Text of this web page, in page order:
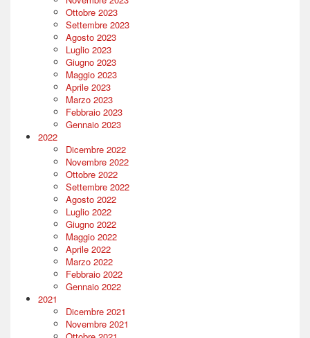
Ottobre 2023
Settembre 2023
Agosto 2023
Luglio 2023
Giugno 2023
Maggio 2023
Aprile 2023
Marzo 2023
Febbraio 2023
Gennaio 2023
2022
Dicembre 2022
Novembre 2022
Ottobre 2022
Settembre 2022
Agosto 2022
Luglio 2022
Giugno 2022
Maggio 2022
Aprile 2022
Marzo 2022
Febbraio 2022
Gennaio 2022
2021
Dicembre 2021
Novembre 2021